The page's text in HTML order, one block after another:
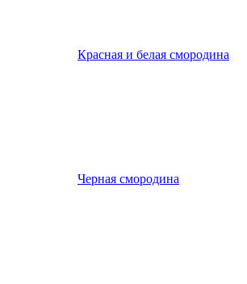
Красная и белая смородина
Черная смородина